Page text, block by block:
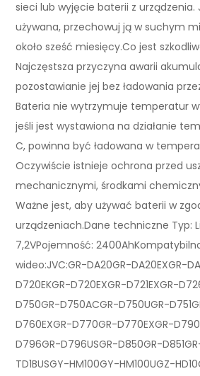
sieci lub wyjęcie baterii z urządzenia.
używana, przechowuj ją w suchym
około sześć miesięcy.Co jest
Najczęstsza przyczyna awarii
pozostawianie jej bez ładowania
Bateria nie wytrzymuje temperatur
jeśli jest wystawiona na działanie
C, powinna być ładowana w
Oczywiście istnieje ochrona przed
mechanicznymi, środkami
Ważne jest, aby używać baterii w
urządzeniach.Dane techniczne Typ:
7,2VPojemność:
wideo:JVC:GR-DA20GR-DA20EXGR-
D720EKGR-D720EXGR-D721EXGR-
D750GR-D750ACGR-D750UGR-
D760EXGR-D770GR-D770EXGR-
D796GR-D796USGR-D850GR-
TD1BUSGY-HM100GY-HM100UGZ-